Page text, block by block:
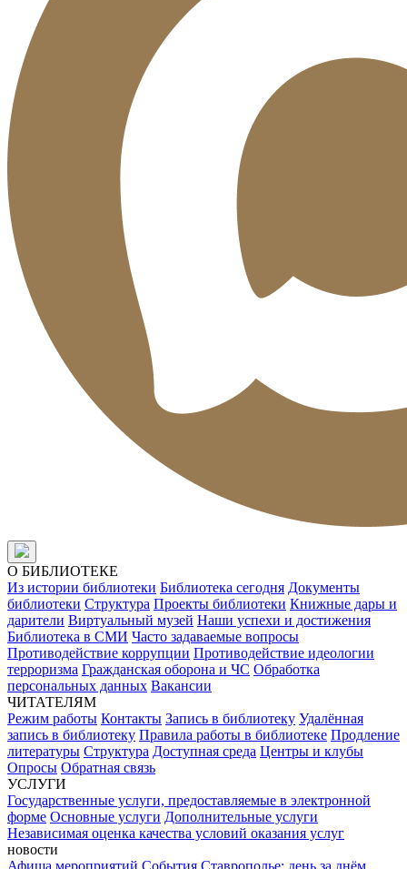
О БИБЛИОТЕКЕ
Из истории библиотеки Библиотека сегодня Документы
библиотеки Структура Проекты библиотеки Книжные дары и
дарители Виртуальный музей Наши успехи и достижения
Библиотека в СМИ Часто задаваемые вопросы
Противодействие коррупции Противодействие идеологии
терроризма Гражданская оборона и ЧС Обработка
персональных данных Вакансии
ЧИТАТЕЛЯМ
Режим работы Контакты Запись в библиотеку Удалённая
запись в библиотеку Правила работы в библиотеке Продление
литературы Структура Доступная среда Центры и клубы
Опросы Обратная связь
УСЛУГИ
Государственные услуги, предоставляемые в электронной
форме Основные услуги Дополнительные услуги
Независимая оценка качества условий оказания услуг
новости
Афиша мероприятий События Ставрополье: день за днём